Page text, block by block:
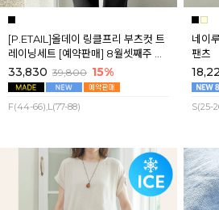
[P.ETAIL]올데이 링클프리 부츠컷 트
레이닝세트 [예약판매] 8월셋째주 순
차배송
33,830 39,800 15%
F(44-66),L(77-88)
네이
팬츠
S(25-